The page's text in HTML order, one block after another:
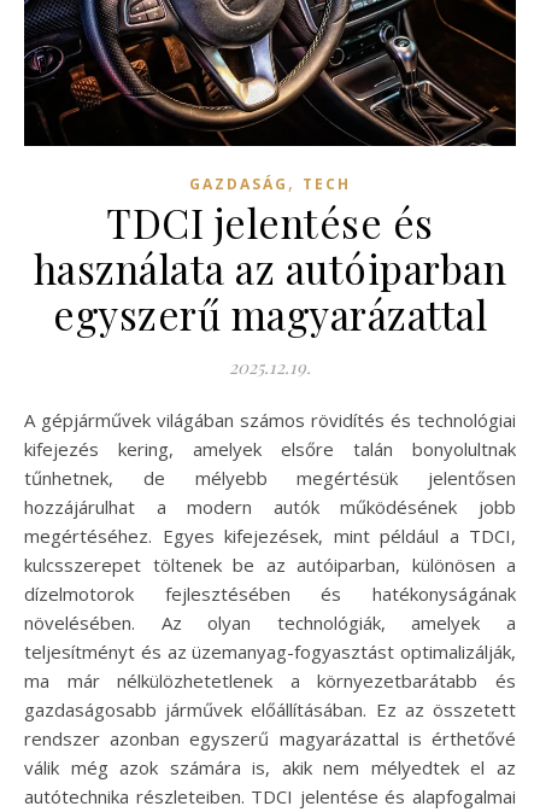
GAZDASÁG , TECH
TDCI jelentése és
használata az autóiparban
egyszerű magyarázattal
2025.12.19.
A gépjárművek világában számos rövidítés és technológiai
kifejezés kering, amelyek elsőre talán bonyolultnak
tűnhetnek, de mélyebb megértésük jelentősen
hozzájárulhat a modern autók működésének jobb
megértéséhez. Egyes kifejezések, mint például a TDCI,
kulcsszerepet töltenek be az autóiparban, különösen a
dízelmotorok fejlesztésében és hatékonyságának
növelésében. Az olyan technológiák, amelyek a
teljesítményt és az üzemanyag-fogyasztást optimalizálják,
ma már nélkülözhetetlenek a környezetbarátabb és
gazdaságosabb járművek előállításában. Ez az összetett
rendszer azonban egyszerű magyarázattal is érthetővé
válik még azok számára is, akik nem mélyedtek el az
autótechnika részleteiben. TDCI jelentése és alapfogalmai